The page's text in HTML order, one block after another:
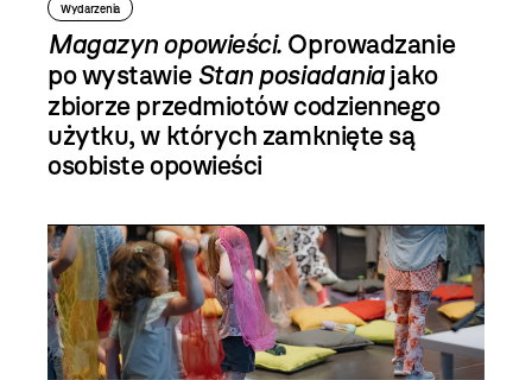
Wydarzenia
Magazyn opowieści. Oprowadzanie
po wystawie Stan posiadaniajako
zbiorze przedmiotów codziennego
użytku, w których zamknięte są
osobiste opowieści